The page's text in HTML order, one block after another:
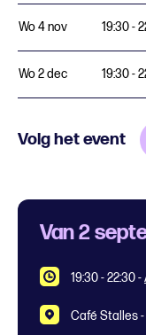
Wo 4 nov 19:30 -
Wo 2 dec 19:30 -
Volg het event
Van 2
19:30 - 22:30-
Café Stalles -